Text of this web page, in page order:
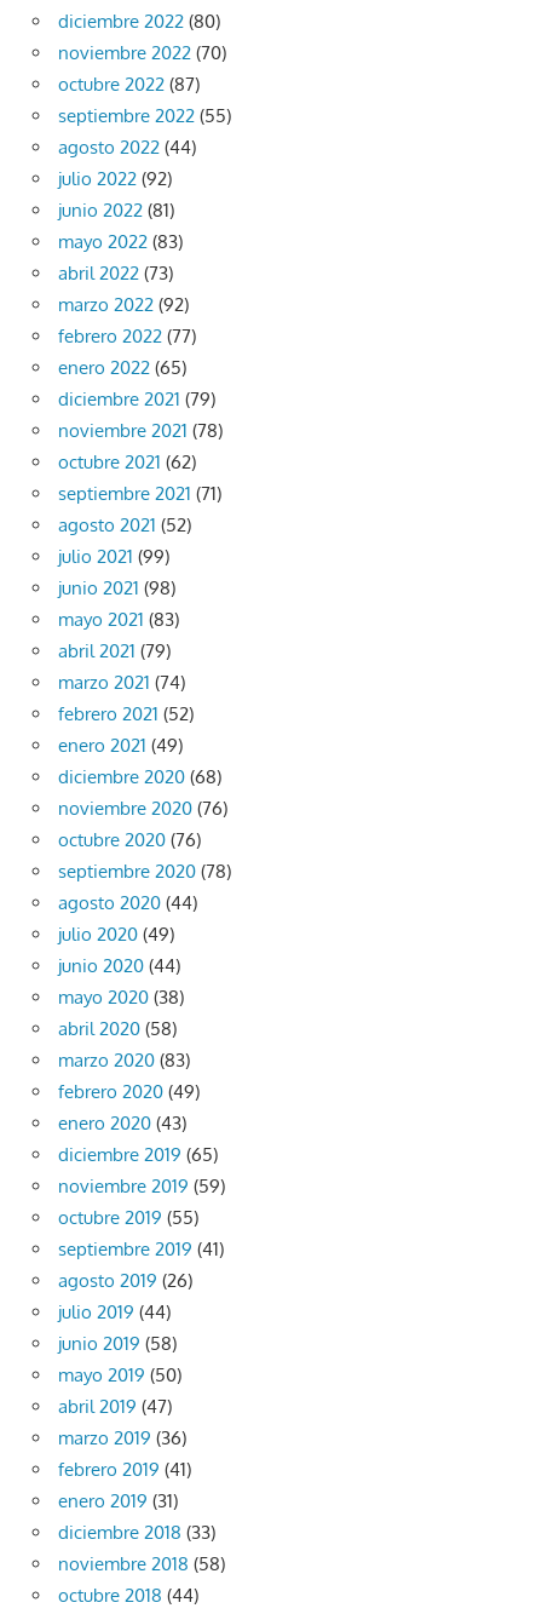
diciembre 2022 (80)
noviembre 2022 (70)
octubre 2022 (87)
septiembre 2022 (55)
agosto 2022 (44)
julio 2022 (92)
junio 2022 (81)
mayo 2022 (83)
abril 2022 (73)
marzo 2022 (92)
febrero 2022 (77)
enero 2022 (65)
diciembre 2021 (79)
noviembre 2021 (78)
octubre 2021 (62)
septiembre 2021 (71)
agosto 2021 (52)
julio 2021 (99)
junio 2021 (98)
mayo 2021 (83)
abril 2021 (79)
marzo 2021 (74)
febrero 2021 (52)
enero 2021 (49)
diciembre 2020 (68)
noviembre 2020 (76)
octubre 2020 (76)
septiembre 2020 (78)
agosto 2020 (44)
julio 2020 (49)
junio 2020 (44)
mayo 2020 (38)
abril 2020 (58)
marzo 2020 (83)
febrero 2020 (49)
enero 2020 (43)
diciembre 2019 (65)
noviembre 2019 (59)
octubre 2019 (55)
septiembre 2019 (41)
agosto 2019 (26)
julio 2019 (44)
junio 2019 (58)
mayo 2019 (50)
abril 2019 (47)
marzo 2019 (36)
febrero 2019 (41)
enero 2019 (31)
diciembre 2018 (33)
noviembre 2018 (58)
octubre 2018 (44)